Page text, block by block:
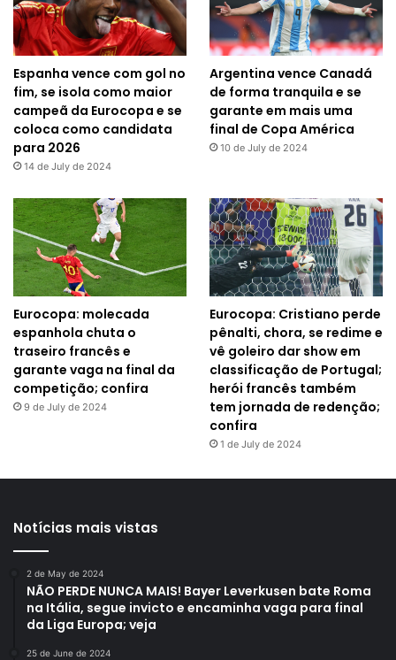
Espanha vence com gol no
fim, se isola como maior
campeã da Eurocopa e se
coloca como candidata
para 2026
14 de July de 2024
Argentina vence Canadá
de forma tranquila e se
garante em mais uma
final de Copa América
10 de July de 2024
Eurocopa: molecada
espanhola chuta o
traseiro francês e
garante vaga na final da
competição; confira
9 de July de 2024
Eurocopa: Cristiano perde
pênalti, chora, se redime e
vê goleiro dar show em
classificação de Portugal;
herói francês também
tem jornada de redenção;
confira
1 de July de 2024
Notícias mais vistas
2 de May de 2024
NÃO PERDE NUNCA MAIS! Bayer Leverkusen bate Roma
na Itália, segue invicto e encaminha vaga para final
da Liga Europa; veja
25 de June de 2024